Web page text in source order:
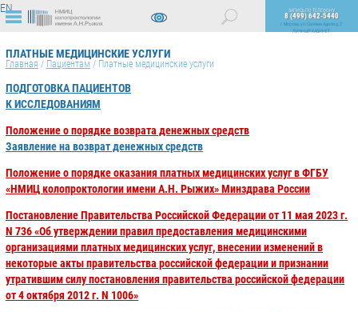
ДЛЯ
СЛАБОВИДЯЩИХ
EN ЗАПИСЬ ПО ТЕЛЕФОНУ
8 (499) 642-5440
г. Москва, ул. Саляма Адиля д. 2
ЛИЧНЫЙ КАБИНЕТ
ПЛАТНЫЕ МЕДИЦИНСКИЕ УСЛУГИ
Главная / Пациентам / Платные медицинские услуги
ПОДГОТОВКА ПАЦИЕНТОВ
К ИССЛЕДОВАНИЯМ
Положение о порядке возврата денежных средств
Заявление на возврат денежных средств
Положение о порядке оказания платных медицинских услуг в ФГБУ
«НМИЦ колопроктологии имени A.Н. Рыжих» Минздрава России
Постановление Правительства Российской Федерации от 11 мая 2023 г.
N 736 «Об утверждении правил предоставления медицинскими
организациями платных медицинских услуг, внесении изменений в
некоторые акты правительства российской федерации и признании
утратившим силу постановления правительства российской федерации
от 4 октября 2012 г. N 1006»